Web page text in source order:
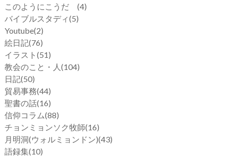
このようにこうだ (4)
バイブルスタディ(5)
Youtube(2)
絵日記(76)
イラスト (51)
教会のこと・人 (104)
日記(50)
貿易事務(44)
聖書の話(16)
信仰コラム(88)
チョンミョンソク牧師(16)
月明洞(ウォルミョンドン)(43)
語録集(10)